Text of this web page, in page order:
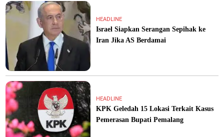
HEADLINE
Israel Siapkan Serangan Sepihak ke
Iran Jika AS Berdamai
HEADLINE
KPK Geledah 15 Lokasi Terkait Kasus
Pemerasan Bupati Pemalang